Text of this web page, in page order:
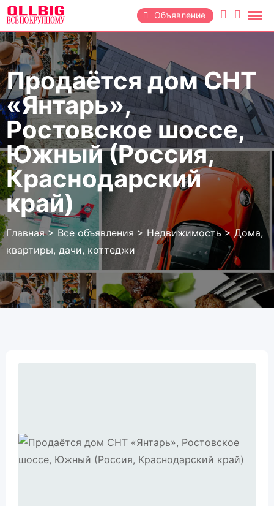
Перейти
содержанию
Объявление
Продаётся дом СНТ
«Янтарь»,
Ростовское шоссе,
Южный (Россия,
Краснодарский
край)
Главная> Все объявления > Недвижимость> Дома,
квартиры, дачи, коттеджи